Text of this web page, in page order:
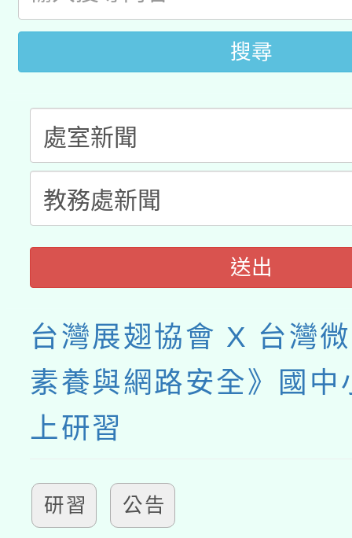
動」
開 智慧啟航」
搜尋
送出
台灣展翅協會 X 台灣
素養與網路安全》國中
上研習
研習 公告